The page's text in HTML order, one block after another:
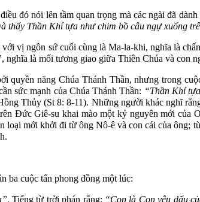
đó nói lên tầm quan trọng mà các ngài đã
thấy Thần Khí tựa như chim bồ câu ngự xuống
vị ngôn sứ cuối cùng là Ma-la-khi, nghĩa là
, nghĩa là mối tương giao giữa Thiên Chúa và con
quyền năng Chúa Thánh Thần, nhưng trong
sức mạnh của Chúa Thánh Thần: “Thần Khí
Thủy (St 8: 8-11). Những người khác nghĩ
Đức Giê-su khai mào một kỷ nguyên mới
loại mới khởi đi từ ông Nô-ê và con cái của
ba cuộc tấn phong đồng một lúc:
. Tiếng từ trời phán rằng: “Con là Con yêu dấu